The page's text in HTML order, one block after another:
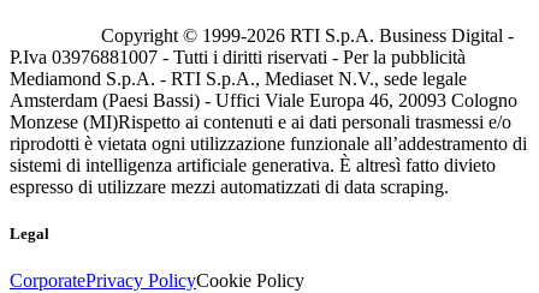
Copyright © 1999-2026 RTI S.p.A. Business Digital -
P.Iva 03976881007 - Tutti i diritti riservati - Per la pubblicità
Mediamond S.p.A. - RTI S.p.A., Mediaset N.V., sede legale
Amsterdam (Paesi Bassi) - Uffici Viale Europa 46, 20093 Cologno
Monzese (MI)Rispetto ai contenuti e ai dati personali trasmessi e/o
riprodotti è vietata ogni utilizzazione funzionale all’addestramento di
sistemi di intelligenza artificiale generativa. È altresì fatto divieto
espresso di utilizzare mezzi automatizzati di data scraping.
Legal
CorporatePrivacy PolicyCookie Policy